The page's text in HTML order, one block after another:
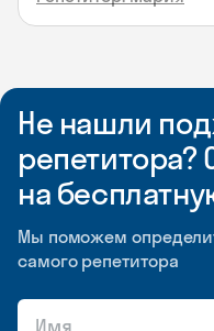
Не нашли
репетитора?
на
Мы поможем
самого репетитора